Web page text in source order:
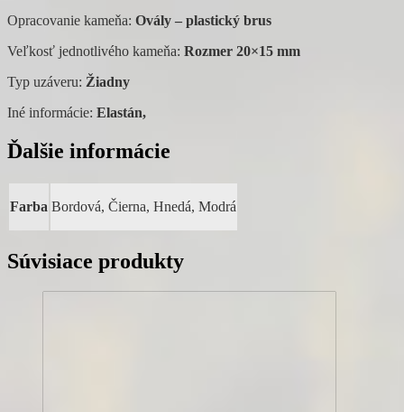
Opracovanie kameňa: Ovály – plastický brus
Veľkosť jednotlivého kameňa: Rozmer 20×15 mm
Typ uzáveru: Žiadny
Iné informácie: Elastán,
Ďalšie informácie
Farba Bordová, Čierna, Hnedá, Modrá
Súvisiace produkty